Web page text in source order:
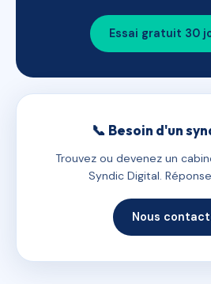
Essai gratuit 30
📞 Besoin d'un
Trouvez ou devenez un
Syndic Digital.
Nous